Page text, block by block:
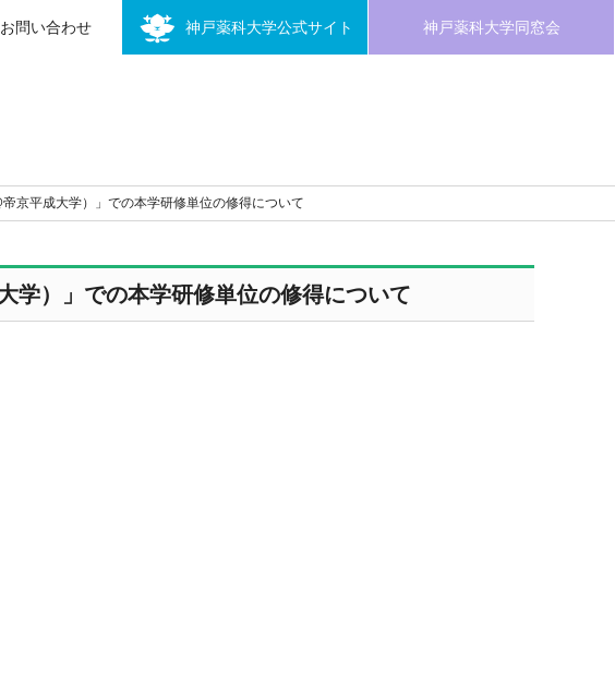
京平成大学）」での本学研修単位の修得について
学）」での本学研修単位の修得について
神戸薬科大学同窓会
神戸薬科大学公式サイト
お問い合わせ